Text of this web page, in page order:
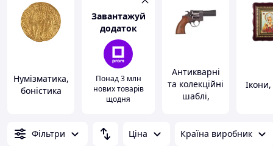
Нумізматика,
боністика
Завантажуй
додаток
Понад 3 млн
нових товарів
щодня
Антикварні
та колекційні
шаблі,
Ікони,
Фільтри Ціна Країна виробник